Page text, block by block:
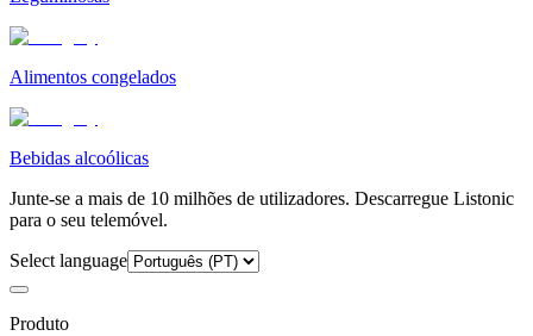
Alimentos congelados
Bebidas alcoólicas
Junte-se a mais de 10 milhões de utilizadores. Descarregue Listonic
para o seu telemóvel.
Select language
Produto